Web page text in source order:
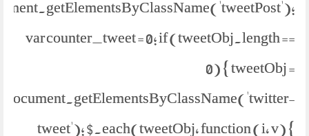
var counter_tweet = 0; if (tweetObj.length ==
0) { tweetObj =
document.getElementsByClassName('twitter-
tweet'); $.each(tweetObj, function (i, v) {